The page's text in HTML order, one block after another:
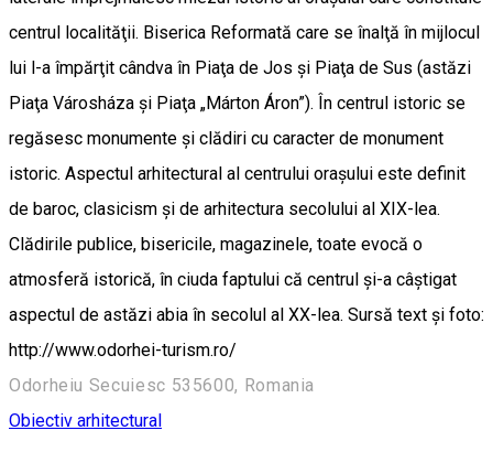
centrul localităţii. Biserica Reformată care se înalţă în mijlocul
lui l-a împărţit cândva în Piaţa de Jos şi Piaţa de Sus (astăzi
Piaţa Városháza şi Piaţa „Márton Áron”). În centrul istoric se
regăsesc monumente şi clădiri cu caracter de monument
istoric. Aspectul arhitectural al centrului oraşului este definit
de baroc, clasicism şi de arhitectura secolului al XIX-lea.
Clădirile publice, bisericile, magazinele, toate evocă o
atmosferă istorică, în ciuda faptului că centrul şi-a câştigat
aspectul de astăzi abia în secolul al XX-lea. Sursă text și foto:
http://www.odorhei-turism.ro/
Odorheiu Secuiesc 535600, Romania
Obiectiv arhitectural